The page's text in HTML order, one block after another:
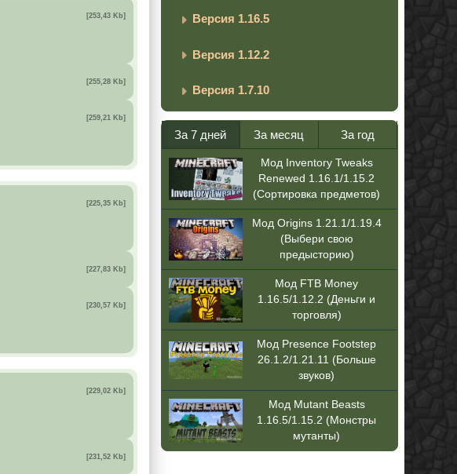
[253,43 Kb]
[255,28 Kb]
[259,21 Kb]
[225,35 Kb]
[227,83 Kb]
[230,57 Kb]
[229,02 Kb]
[231,52 Kb]
Версия 1.16.5
Версия 1.12.2
Версия 1.7.10
За 7 дней За месяц За год
Мод Inventory Tweaks
Renewed 1.16.1/1.15.2
(Сортировка предметов)
Мод Origins 1.21.1/1.19.4
(Выбери свою
предысторию)
Мод FTB Money
1.16.5/1.12.2 (Деньги и
торговля)
Мод Presence Footstep
26.1.2/1.21.11 (Больше
звуков)
Мод Mutant Beasts
1.16.5/1.15.2 (Монстры
мутанты)